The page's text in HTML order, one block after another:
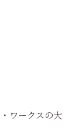
ワークスの大